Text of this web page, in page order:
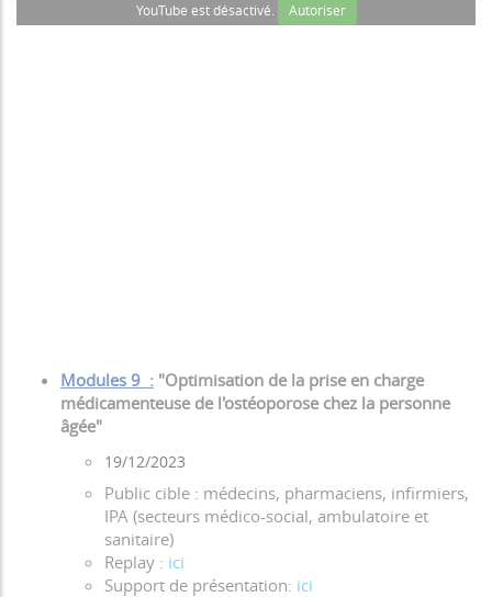
YouTube est désactivé. Autoriser
Modules 9 : "Optimisation de la prise en charge
médicamenteuse de l'ostéoporose chez la personne
âgée"
19/12/2023
Public cible : médecins, pharmaciens, infirmiers,
IPA (secteurs médico-social, ambulatoire et
sanitaire)
Replay : ici
Support de présentation: ici